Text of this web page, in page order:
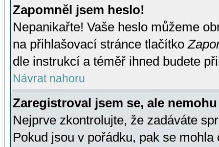
Zapomněl jsem heslo!
Nepanikařte! Vaše heslo můžeme
na přihlašovací stránce tlačítko
dle instrukcí a téměř ihned budete
Návrat nahoru
Zaregistroval jsem se, ale
Nejprve zkontrolujte, že zadáváte
Pokud jsou v pořádku, pak se